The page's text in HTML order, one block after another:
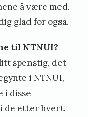
å være med.
glad for også.
til NTNUI?
spenstig, det
i NTNUI,
i disse
de etter hvert.